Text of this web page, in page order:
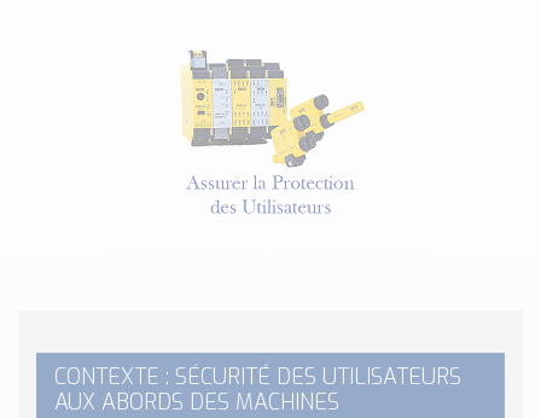
ENDRESS+HAUSER
Voir toutes les marques …
Convertisseur de pression
Formulaire Débitmètre
CONTEXTE : SÉCURITÉ DES UTILISATEURS
AUX ABORDS DES MACHINES